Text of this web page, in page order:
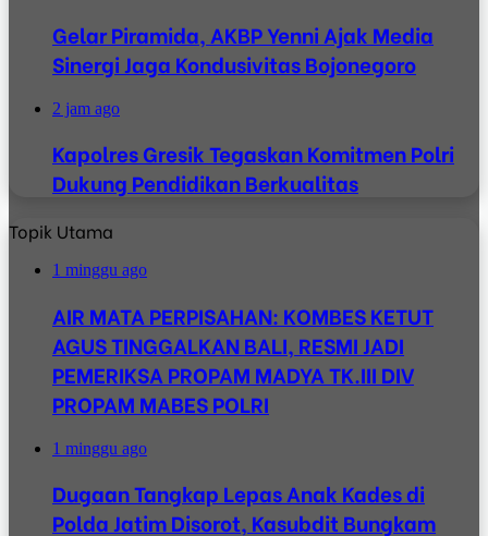
Gelar Piramida, AKBP Yenni Ajak Media
Sinergi Jaga Kondusivitas Bojonegoro
2 jam ago
Kapolres Gresik Tegaskan Komitmen Polri
Dukung Pendidikan Berkualitas
Topik Utama
1 minggu ago
AIR MATA PERPISAHAN: KOMBES KETUT
AGUS TINGGALKAN BALI, RESMI JADI
PEMERIKSA PROPAM MADYA TK.III DIV
PROPAM MABES POLRI
1 minggu ago
Dugaan Tangkap Lepas Anak Kades di
Polda Jatim Disorot, Kasubdit Bungkam